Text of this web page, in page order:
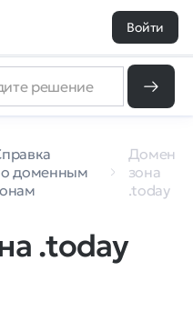
Войти
доменным
зона
.today
.today